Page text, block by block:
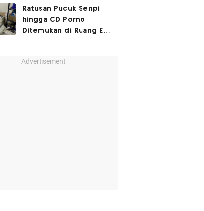
Rocuronium
Ratusan Pucuk Senpi
hingga CD Porno
Ditemukan di Ruang Eks
Advertisement